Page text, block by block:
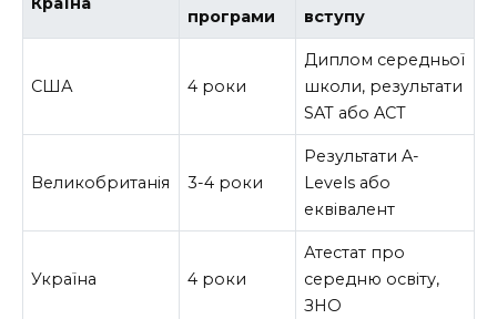
програми
вступу
США 4 роки
Диплом середньої
школи, результати
SAT або ACT
Великобританія 3-4 роки
Результати A-
Levels або
еквівалент
Україна 4 роки
Атестат про
середню освіту,
ЗНО